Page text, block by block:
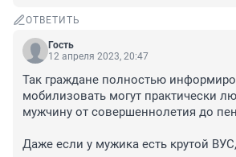
ОТВЕТИТЬ
Гость
12 апреля 2023, 20:47
Так граждане полностью
мобилизовать могут практически
мужчину от совершеннолетия до
Даже если у мужика есть крутой